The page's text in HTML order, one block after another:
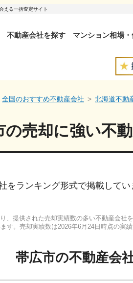
える一括査定サイト
不動産会社を探す マンション相場
全国のおすすめ不動産会社 北海道不動
の売却に強い不
をランキング形式で掲載して
、提供された売却実績数の多い不動産会社
す。売却実績数は2026年6月24日 時点の実
帯広市の不動産会